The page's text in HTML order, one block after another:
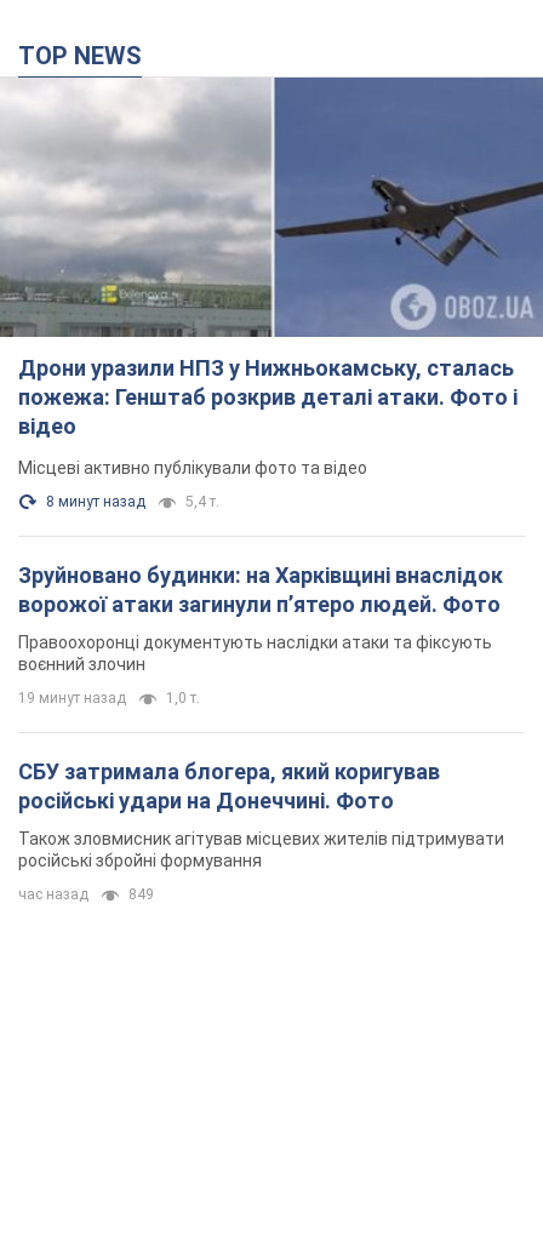
TOP NEWS
Дрони уразили НПЗ у Нижньокамську, сталась
пожежа: Генштаб розкрив деталі атаки. Фото і
відео
Місцеві активно публікували фото та відео
8 минут назад 5,4 т.
Зруйновано будинки: на Харківщині внаслідок
ворожої атаки загинули п’ятеро людей. Фото
Правоохоронці документують наслідки атаки та фіксують
воєнний злочин
19 минут назад 1,0 т.
СБУ затримала блогера, який коригував
російські удари на Донеччині. Фото
Також зловмисник агітував місцевих жителів підтримувати
російські збройні формування
час назад 849